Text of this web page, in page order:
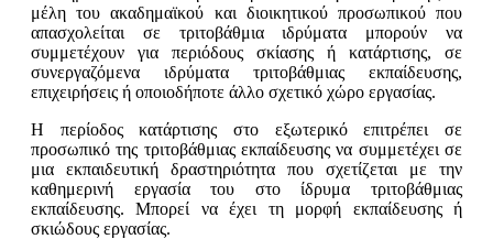
μέλη του ακαδημαϊκού και διοικητικού προσωπικού που
απασχολείται σε τριτοβάθμια ιδρύματα μπορούν να
συμμετέχουν για περιόδους σκίασης ή κατάρτισης, σε
συνεργαζόμενα ιδρύματα τριτοβάθμιας εκπαίδευσης,
επιχειρήσεις ή οποιοδήποτε άλλο σχετικό χώρο εργασίας.
Η περίοδος κατάρτισης στο εξωτερικό επιτρέπει σε
προσωπικό της τριτοβάθμιας εκπαίδευσης να συμμετέχει σε
μια εκπαιδευτική δραστηριότητα που σχετίζεται με την
καθημερινή εργασία του στο ίδρυμα τριτοβάθμιας
εκπαίδευσης. Μπορεί να έχει τη μορφή εκπαίδευσης ή
σκιώδους εργασίας.